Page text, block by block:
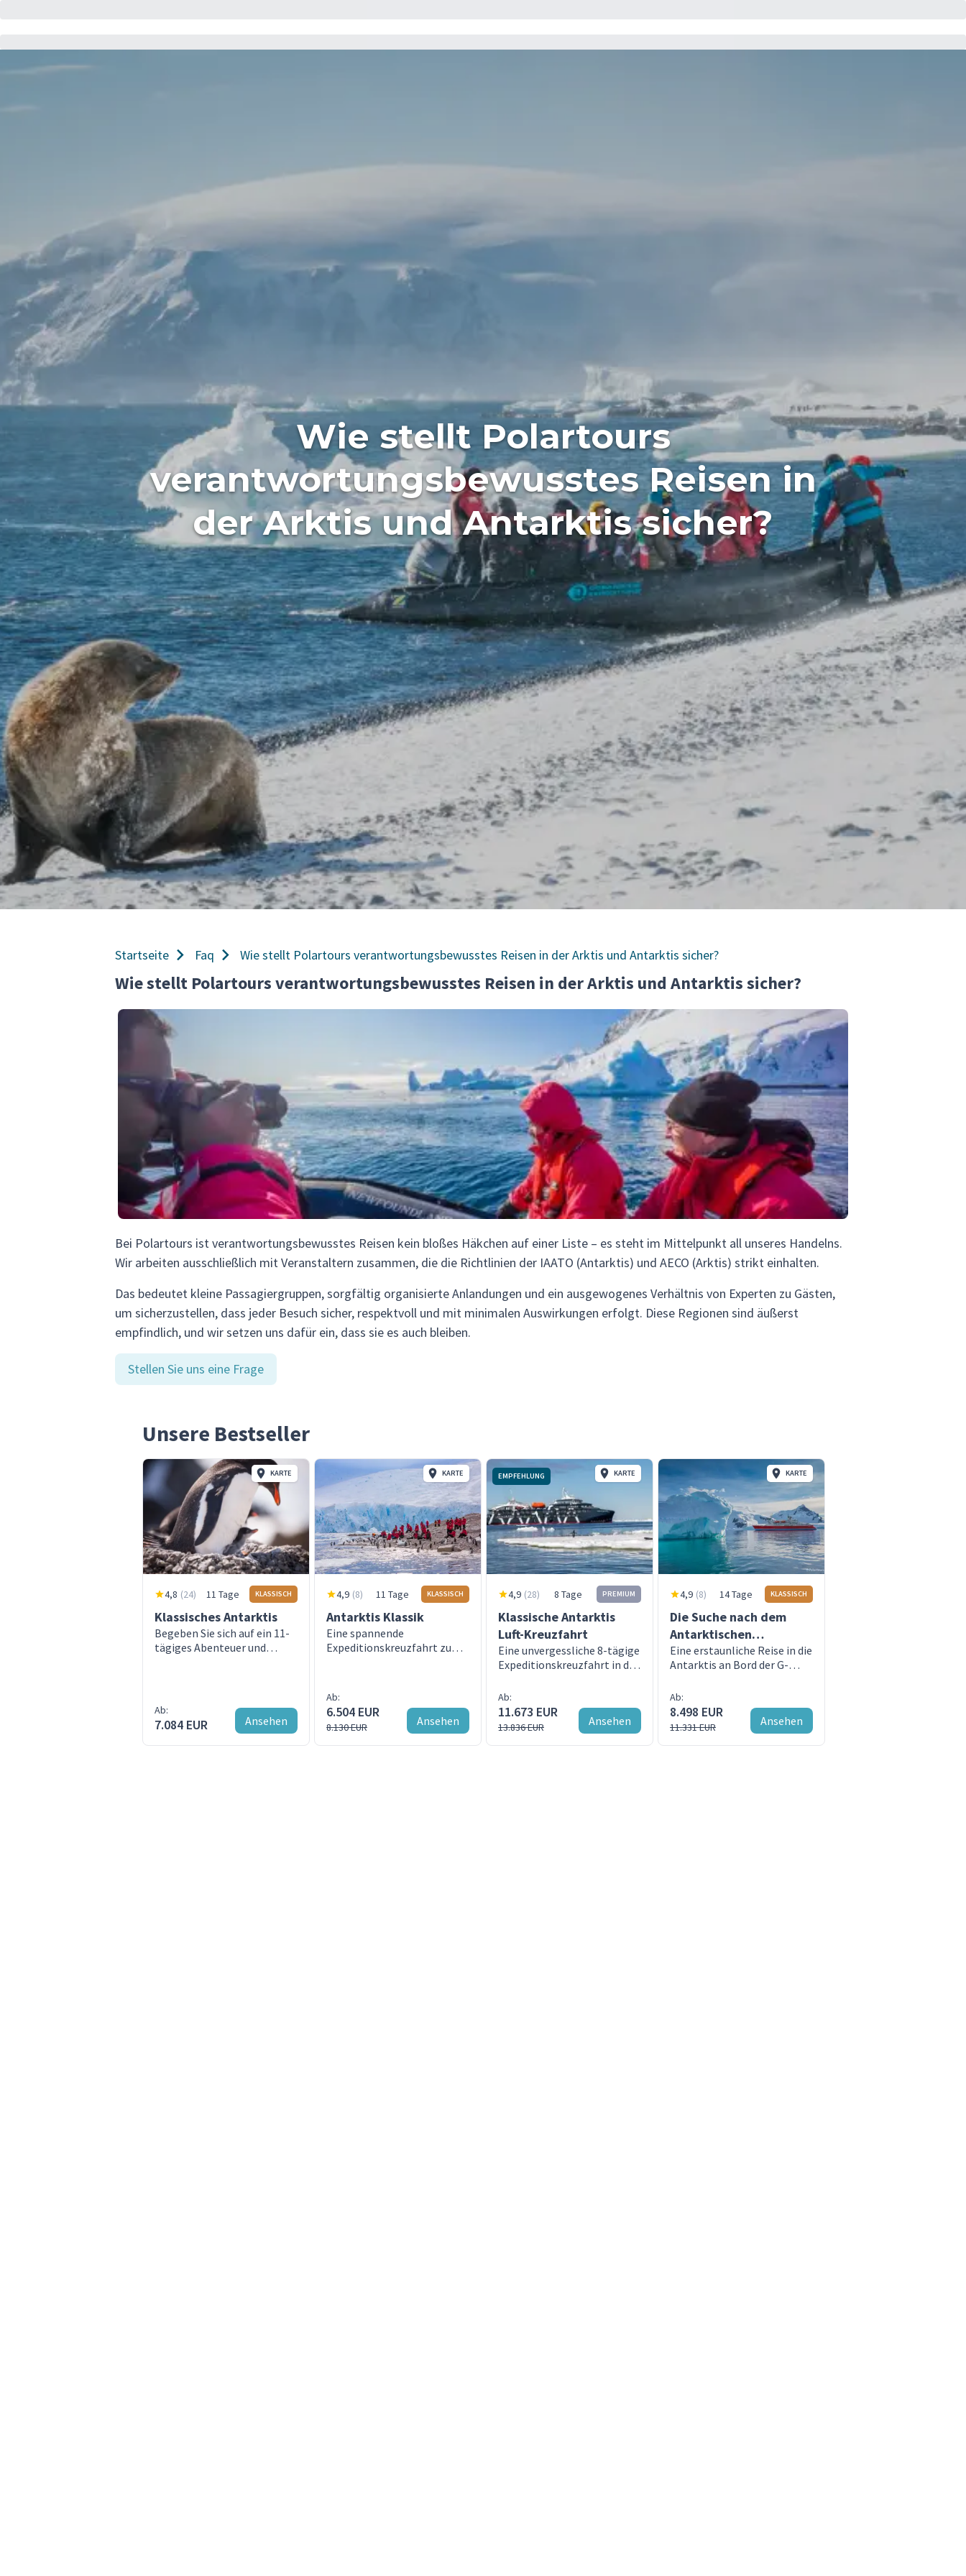
Wie stellt Polartours
verantwortungsbewusstes Reisen in
der Arktis und Antarktis sicher?
Startseite Faq Wie stellt Polartours verantwortungsbewusstes Reisen in der Arktis und Antarktis sicher?
Wie stellt Polartours verantwortungsbewusstes Reisen in der Arktis und Antarktis sicher?
Bei Polartours ist verantwortungsbewusstes Reisen kein bloßes Häkchen auf einer Liste – es steht im Mittelpunkt all unseres Handelns.
Wir arbeiten ausschließlich mit Veranstaltern zusammen, die die Richtlinien der IAATO (Antarktis) und AECO (Arktis) strikt einhalten.
Das bedeutet kleine Passagiergruppen, sorgfältig organisierte Anlandungen und ein ausgewogenes Verhältnis von Experten zu Gästen,
um sicherzustellen, dass jeder Besuch sicher, respektvoll und mit minimalen Auswirkungen erfolgt. Diese Regionen sind äußerst
empfindlich, und wir setzen uns dafür ein, dass sie es auch bleiben.
Stellen Sie uns eine Frage
Unsere Bestseller
KARTE
4,8 (24) 11 Tage KLASSISCH
Klassisches Antarktis
Begeben Sie sich auf ein 11-
tägiges Abenteuer und
Ab:
7.084 EUR Ansehen
KARTE
4,9 (8) 11 Tage KLASSISCH
Antarktis Klassik
Eine spannende
Expeditionskreuzfahrt zum
Ab:
6.504 EUR
8.130 EUR Ansehen
EMPFEHLUNG KARTE
4,9 (28) 8 Tage PREMIUM
Klassische Antarktis
Luft-Kreuzfahrt
Eine unvergessliche 8-tägige
Expeditionskreuzfahrt in die
Magellan Explorer
Antarctica Cruises
Ab:
11.673 EUR
13.836 EUR Ansehen
KARTE
4,9 (8) 14 Tage KLASSISCH
Die Suche nach dem
Antarktischen
Polarkreis
Eine erstaunliche Reise in die
Antarktis an Bord der G-
Ab:
8.498 EUR
11.331 EUR Ansehen